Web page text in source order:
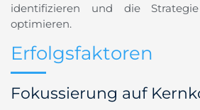
identifizieren und die
optimieren.
Erfolgsfaktoren
Fokussierung auf